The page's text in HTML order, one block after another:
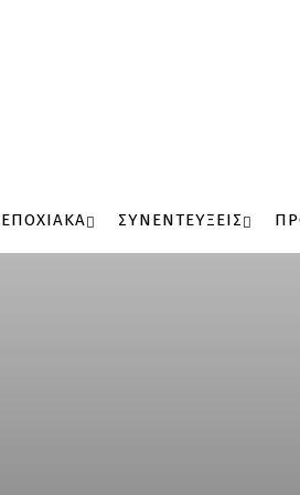
ΕΠΟΧΙΑΚΑ ΣΥΝΕΝΤΕΥΞΕΙΣ